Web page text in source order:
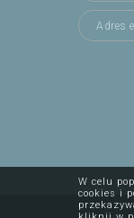
W celu
cookies i